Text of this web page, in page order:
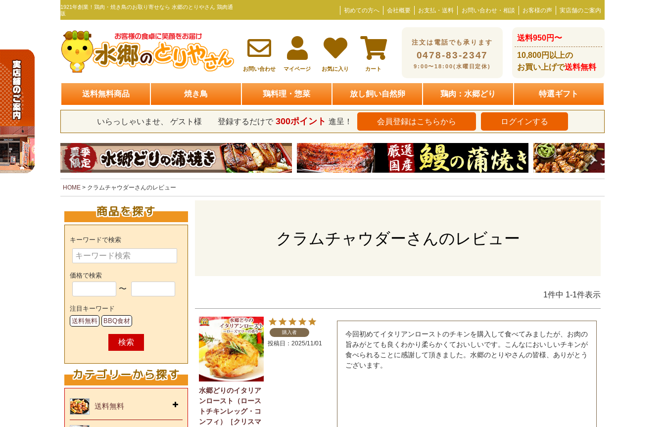
1921年創業！鶏肉・焼き鳥のお取り寄せなら 水郷のとりやさん 鶏肉通
販
初めての方へ 会社概要 お支払・送料 お問い合わせ・相談 お客様の声 実店舗のご案内
お問い合わせ マイページ お気に入り カート
注文は電話でも承ります
0478-83-2347
9:00〜18:00(水曜日定休)
送料950円〜
10,800円以上の
お買い上げで送料無料
送料無料商品 焼き鳥 鶏料理・惣菜 放し飼い自然卵 鶏肉：水郷どり 特選ギフト
いらっしゃいませ、 ゲスト様 登録するだけで 300ポイント 進呈！ 会員登録はこちらから ログインする
HOME クラムチャウダーさんのレビュー
商品を探す
キーワードで検索
価格で検索
〜
注目キーワード
送料無料
BBQ食材
検索
カテゴリーから探す
送料無料
クラムチャウダーさんのレビュー
1件中 1-1件表示
水郷どりのイタリア
ンロースト（ロース
トチキンレッグ・コ
ンフィ）［クリスマ
購入者
投稿日 2025/11/01
今回初めてイタリアンローストのチキンを購入して食べてみましたが、お肉の
旨みがとても良くわかり柔らかくておいしいです。こんなにおいしいチキンが
食べられることに感謝して頂きました。水郷のとりやさんの皆様、ありがとう
ございます。